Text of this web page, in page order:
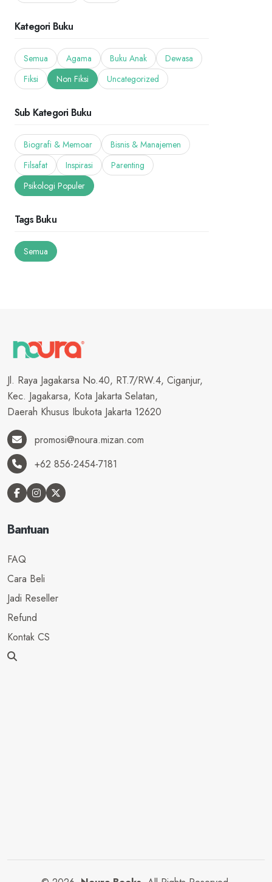
Kategori Buku
Semua Agama Buku Anak
Dewasa
Fiksi
Non Fiksi Uncategorized
Sub Kategori Buku
Biografi & Memoar
Bisnis & Manajemen
Filsafat
Inspirasi
Parenting
Psikologi Populer
Tags Buku
Semua
Jl. Raya Jagakarsa No.40, RT.7/RW.4, Ciganjur,
Kec. Jagakarsa, Kota Jakarta Selatan,
Daerah Khusus Ibukota Jakarta 12620
promosi@noura.mizan.com
+62 856-2454-7181
Bantuan
FAQ
Cara Beli
Jadi Reseller
Refund
Kontak CS